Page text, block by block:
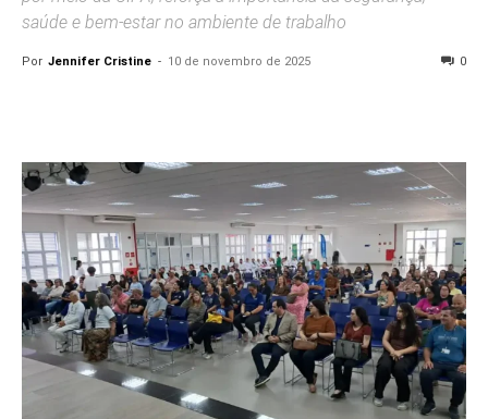
saúde e bem-estar no ambiente de trabalho
Por Jennifer Cristine - 10 de novembro de 2025 0